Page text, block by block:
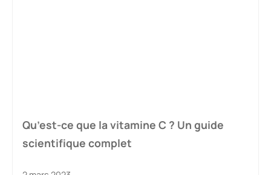
Qu’est-ce que la vitamine C ? Un guide
scientifique complet